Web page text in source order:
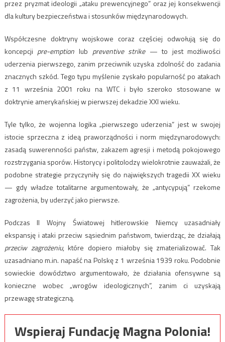
przez pryzmat ideologii „ataku prewencyjnego” oraz jej konsekwencji
dla kultury bezpieczeństwa i stosunków międzynarodowych.
Współczesne doktryny wojskowe coraz częściej odwołują się do
koncepcji pre-emption lub preventive strike— to jest możliwości
uderzenia pierwszego, zanim przeciwnik uzyska zdolność do zadania
znacznych szkód. Tego typu myślenie zyskało popularność po atakach
z 11 września 2001 roku na WTC i było szeroko stosowane w
doktrynie amerykańskiej w pierwszej dekadzie XXI wieku.
Tyle tylko, że wojenna logika „pierwszego uderzenia” jest w swojej
istocie sprzeczna z ideą praworządności i norm międzynarodowych:
zasadą suwerenności państw, zakazem agresji i metodą pokojowego
rozstrzygania sporów. Historycy i politolodzy wielokrotnie zauważali, że
podobne strategie przyczyniły się do największych tragedii XX wieku
— gdy władze totalitarne argumentowały, że „antycypują” rzekome
zagrożenia, by uderzyć jako pierwsze.
Podczas II Wojny Światowej hitlerowskie Niemcy uzasadniały
ekspansję i ataki przeciw sąsiednim państwom, twierdząc, że działają
przeciw zagrożeniu, które dopiero miałoby się zmaterializować. Tak
uzasadniano m.in. napaść na Polskę z 1 września 1939 roku. Podobnie
sowieckie dowództwo argumentowało, że działania ofensywne są
konieczne wobec „wrogów ideologicznych”, zanim ci uzyskają
przewagę strategiczną.
Wspieraj Fundację Magna Polonia!